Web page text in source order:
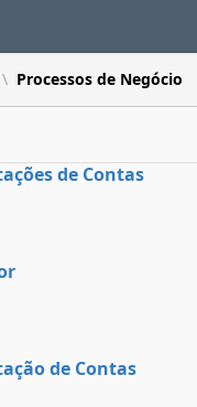
Processos de Negócio
de Contas
de Contas